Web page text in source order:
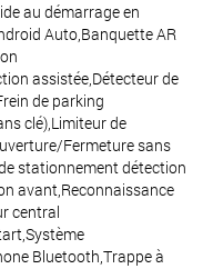
au démarrage en
Auto,Banquette AR
assistée,Détecteur de
de parking
clé),Limiteur de
Fermeture sans
stationnement détection
avant,Reconnaissance
central
Bluetooth,Trappe à